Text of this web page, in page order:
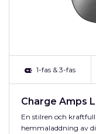
1-fas & 3-fas
Charge Amps
En stilren och
hemmaladdning av